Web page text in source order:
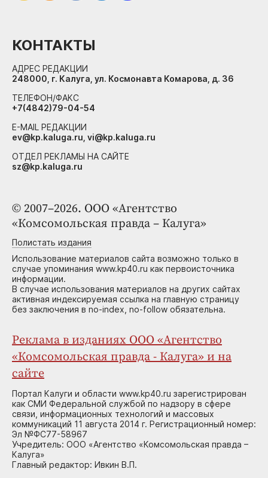
© 2007–2026. ООО «Агентство
«Комсомольская правда – Калуга»
Полистать издания
Использование материалов сайта возможно только в
случае упоминания www.kp40.ru как первоисточника
информации.
В случае использования материалов на других сайтах
активная индексируемая ссылка на главную страницу
без заключения в no-index, no-follow обязательна.
Реклама в изданиях ООО «Агентство
«Комсомольская правда - Калуга» и на
сайте
Портал Калуги и области www.kp40.ru зарегистрирован
как СМИ Федеральной службой по надзору в сфере
связи, информационных технологий и массовых
коммуникаций 11 августа 2014 г. Регистрационный номер:
Эл №ФС77-58967
Учредитель: ООО «Агентство «Комсомольская правда –
Калуга»
Главный редактор: Ивкин В.П.
КОНТАКТЫ
АДРЕС РЕДАКЦИИ
248000, г. Калуга, ул. Космонавта Комарова, д. 36
ТЕЛЕФОН/ФАКС
+7(4842)79-04-54
E-MAIL РЕДАКЦИИ
ev@kp.kaluga.ru, vi@kp.kaluga.ru
ОТДЕЛ РЕКЛАМЫ НА САЙТЕ
sz@kp.kaluga.ru